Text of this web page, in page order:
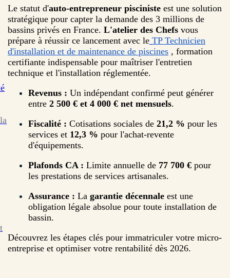
Le statut d'auto-entrepreneur pisciniste est une solution
stratégique pour capter la demande des 3 millions de
bassins privés en France. L'atelier des Chefs vous
prépare à réussir ce lancement avec le TP Technicien
d'installation et de maintenance de piscines , formation
certifiante indispensable pour maîtriser l'entretien
technique et l'installation réglementée.
Revenus : Un indépendant confirmé peut générer
entre 2 500 € et 4 000 € net mensuels.
Fiscalité : Cotisations sociales de 21,2 % pour les
services et 12,3 % pour l'achat-revente
d'équipements.
Plafonds CA : Limite annuelle de 77 700 € pour
les prestations de services artisanales.
Assurance : La garantie décennale est une
obligation légale absolue pour toute installation de
bassin.
Découvrez les étapes clés pour immatriculer votre micro-
entreprise et optimiser votre rentabilité dès 2026.